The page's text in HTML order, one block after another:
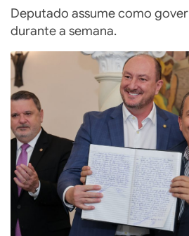
Deputado assume como
durante a semana.